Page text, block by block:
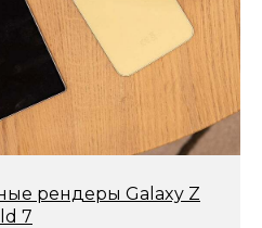
рендеры Galaxy Z
7